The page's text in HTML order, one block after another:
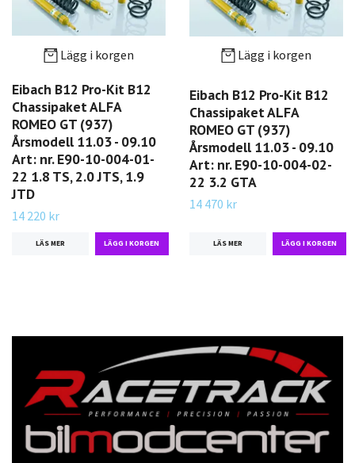
Lägg i korgen
Eibach B12 Pro-Kit B12
Chassipaket ALFA
ROMEO GT (937)
Årsmodell 11.03 - 09.10
Art: nr. E90-10-004-01-
22 1.8 TS, 2.0 JTS, 1.9
JTD
14 220 kr
LÄS MER
Lägg i korgen
Eibach B12 Pro-Kit B12
Chassipaket ALFA
ROMEO GT (937)
Årsmodell 11.03 - 09.10
Art: nr. E90-10-004-02-
22 3.2 GTA
14 470 kr
LÄS MER